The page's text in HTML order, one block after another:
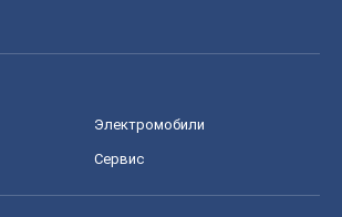
Электромобили
Сервис